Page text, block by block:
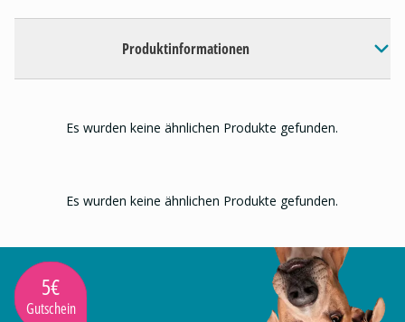
Produktinformationen
Es wurden keine ähnlichen Produkte gefunden.
Es wurden keine ähnlichen Produkte gefunden.
5€
Gutschein